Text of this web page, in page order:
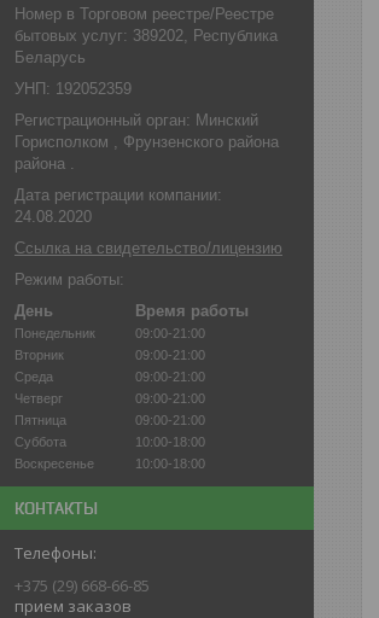
Номер в Торговом реестре/Реестре
бытовых услуг: 389202, Республика
Беларусь
УНП: 192052359
Регистрационный орган: Минский
Горисполком , Фрунзенского района
района .
Дата регистрации компании:
24.08.2020
Ссылка на свидетельство/лицензию
Режим работы:
День
Время работы
Понедельник
09:00-21:00
Вторник
09:00-21:00
Среда
09:00-21:00
Четверг
09:00-21:00
Пятница
09:00-21:00
Суббота
10:00-18:00
Воскресенье
10:00-18:00
КОНТАКТЫ
+375 (29) 668-66-85
прием заказов